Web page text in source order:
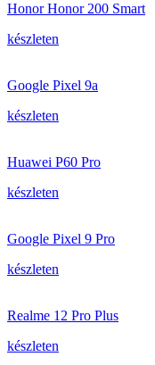
Honor Honor 200 Smart
készleten
Google Pixel 9a
készleten
Huawei P60 Pro
készleten
Google Pixel 9 Pro
készleten
Realme 12 Pro Plus
készleten